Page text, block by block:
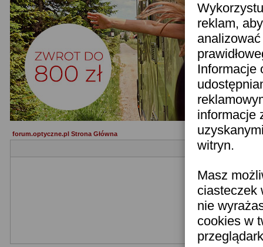
reklam,
Informacje
informacje
witryn.
Masz
ciasteczek
nie
cookies w
forum.optyczne.pl Strona Główna